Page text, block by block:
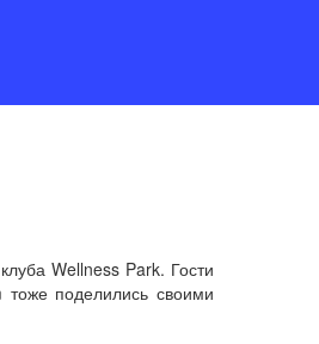
Wellness Park. Гости
поделились своими